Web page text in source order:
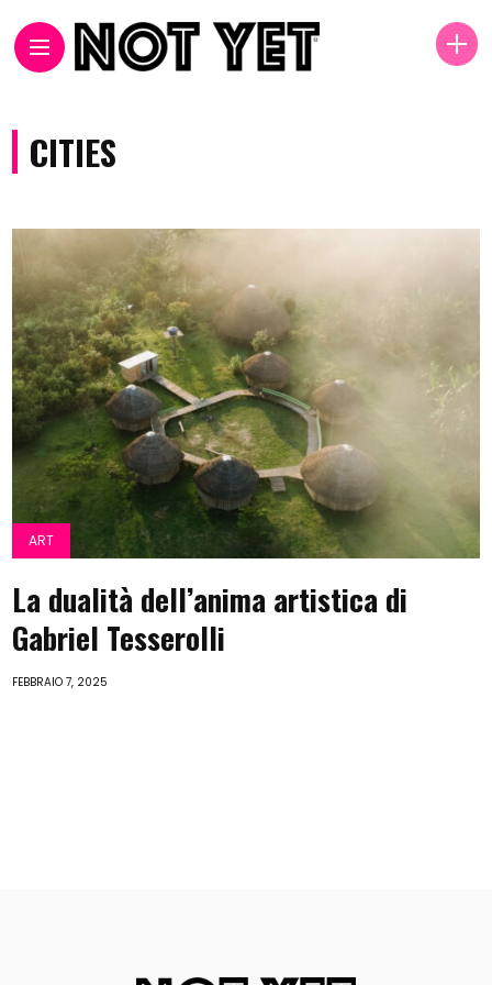
CITIES
ART
La dualità dell’anima artistica di
Gabriel Tesserolli
FEBBRAIO 7, 2025